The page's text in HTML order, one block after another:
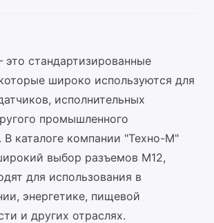
это стандартизированные
широко используются для
исполнительных
промышленного
В каталоге компании "Техно-М"
выбор разъемов M12,
для использования в
энергетике, пищевой
и других отраслях.